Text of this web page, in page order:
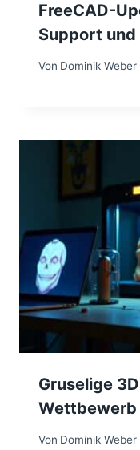
FreeCAD-
Support
Von Dominik Weber
Gruselige
Von Dominik Weber